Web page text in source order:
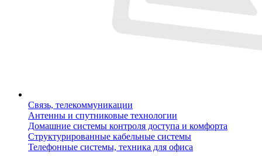
Связь, телекоммуникации
Антенны и спутниковые технологии
Домашние системы контроля доступа и комфорта
Структурированные кабельные системы
Телефонные системы, техника для офиса